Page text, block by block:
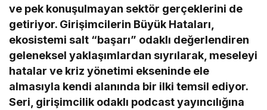
ve pek konuşulmayan sektör gerçeklerini de
getiriyor. Girişimcilerin Büyük Hataları,
ekosistemi salt “başarı” odaklı değerlendiren
geleneksel yaklaşımlardan sıyrılarak, meseleyi
hatalar ve kriz yönetimi ekseninde ele
almasıyla kendi alanında bir ilki temsil ediyor.
Seri, girişimcilik odaklı podcast yayıncılığına